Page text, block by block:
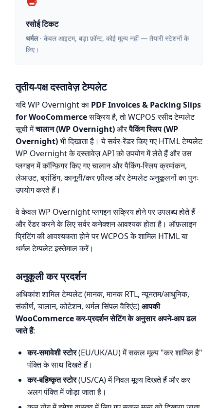
रसोई टिकट
थर्मल· केवल आइटम, बड़ा फ़ॉन्ट, कोई मूल्य नहीं — तैयारी स्टेशनों के
लिए।
तृतीय-पक्ष दस्तावेज़ टेम्पलेट
यदि WP Overnight का PDF Invoices & Packing Slips
for WooCommerceसक्रिय है, तो WCPOS रसीद टेम्पलेट
सूची मेंचालान (WP Overnight)औरपैकिंग स्लिप (WP
Overnight)भी दिखाता है। ये सर्वर-रेंडर किए गए HTML टेम्पलेट
WP Overnight के दस्तावेज़ API को उपयोग में लेते हैं और उस
प्लगइन में कॉन्फ़िगर किए गए चालान और पैकिंग-स्लिप क्रमांकन,
लेआउट, ब्रांडिंग, कानूनी/कर फ़ील्ड और टेम्पलेट अनुकूलनों का पुनः
उपयोग करते हैं।
वे केवल WP Overnight प्लगइन सक्रिय होने पर उपलब्ध होते हैं
और रेंडर करने के लिए सर्वर कनेक्शन आवश्यक होता है। ऑफ़लाइन
प्रिंटिंग की आवश्यकता होने पर WCPOS के शामिल HTML या
थर्मल टेम्पलेट इस्तेमाल करें।
अनुकूली कर प्रदर्शन
अधिकांश शामिल टेम्पलेट (मानक, मानक RTL, न्यूनतम/आधुनिक,
संकीर्ण, चालान, कोटेशन, थर्मल सिंपल वैरिएंट)आपकी
WooCommerce कर-प्रदर्शन सेटिंग के अनुसार अपने-आप ढल
जाते हैं:
कर-समावेशी स्टोर(EU/UK/AU) में सकल मूल्य "कर शामिल है"
पंक्ति के साथ दिखते हैं।
कर-बहिष्कृत स्टोर(US/CA) में निवल मूल्य दिखते हैं और कर
अलग पंक्ति में जोड़ा जाता है।